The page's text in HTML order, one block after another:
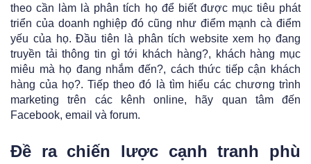
theo cần làm là phân tích họ để biết được mục tiêu phát
triển của doanh nghiệp đó cũng như điểm mạnh cà điểm
yếu của họ. Đầu tiên là phân tích website xem họ đang
truyền tải thông tin gì tới khách hàng?, khách hàng mục
miêu mà họ đang nhắm đến?, cách thức tiếp cận khách
hàng của họ?. Tiếp theo đó là tìm hiểu các chương trình
marketing trên các kênh online, hãy quan tâm đến
Facebook, email và forum.
Đề ra chiến lược cạnh tranh phù